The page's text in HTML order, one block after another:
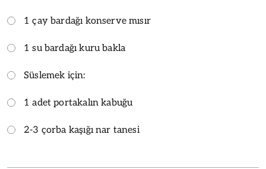
1 çay bardağı konserve mısır
1 su bardağı kuru bakla
Süslemek için:
1 adet portakalın kabuğu
2-3 çorba kaşığı nar tanesi